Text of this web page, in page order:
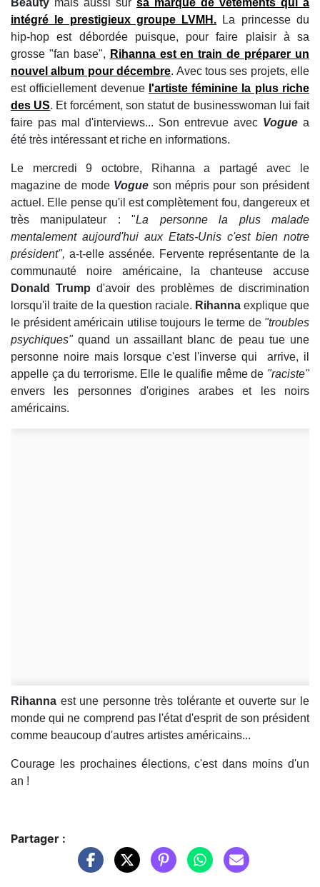
Beauty mais aussi sur sa marque de vêtements qui a
intégré le prestigieux groupeLVMH . La princesse du
hip-hop est débordée puisque, pour faire plaisir à sa
grosse "fan base", Rihannaest en train de préparer un
nouvel album pour décembre. Avec tous ses projets, elle
est officiellement devenue l'artiste féminine la plus riche
des US. Et forcément, son statut de businesswoman lui fait
faire pas mal d'interviews... Son entrevue avec Vogue a
été très intéressant et riche en informations.
Le mercredi 9 octobre, Rihanna a partagé avec le
magazine de mode Vogue son mépris pour son président
actuel. Elle pense qu'il est complètement fou, dangereux et
très manipulateur : "La personne la plus malade
mentalement aujourd'hui aux Etats-Unis c'est bien notre
président", a-t-elle assénée. Fervente représentante de la
communauté noire américaine, la chanteuse accuse
Donald Trump d'avoir des problèmes de discrimination
lorsqu'il traite de la question raciale. Rihanna explique que
le président américain utilise toujours le terme de "troubles
psychiques"quand un assaillant blanc de peau tue une
personne noire mais lorsque c'est l'inverse qui arrive, il
appelle ça du terrorisme. Elle le qualifie même de "raciste"
envers les personnes d'origines arabes et les noirs
américains.
Rihanna est une personne très tolérante et ouverte sur le
monde qui ne comprend pas l'état d'esprit de son président
comme beaucoup d'autres artistes américains...
Courage les prochaines élections, c'est dans moins d'un
an !
Partager :